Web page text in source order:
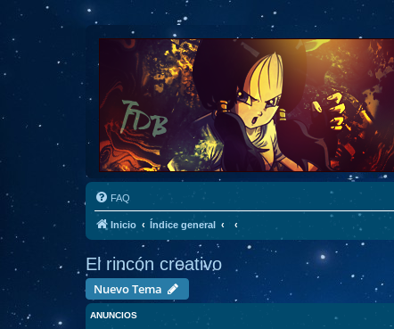
FAQ
Inicio Índice general
El rincón creativo
Nuevo Tema
ANUNCIOS